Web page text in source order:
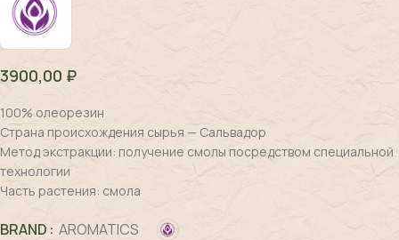
3900,00 ₽
100% олеорезин
Страна происхождения сырья — Сальвадор
Метод экстракции: получение смолы посредством специальной
технологии
Часть растения: смола
BRAND AROMATICS